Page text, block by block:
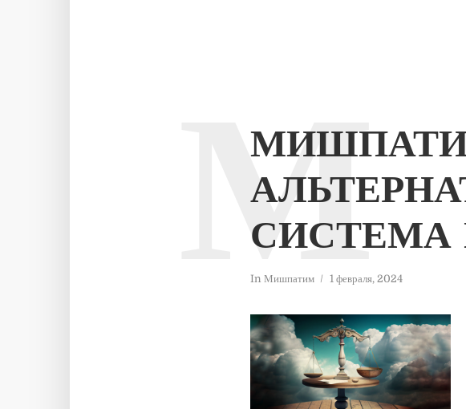
СИСТЕМА
In Мишпатим 1 февраля, 2024
М